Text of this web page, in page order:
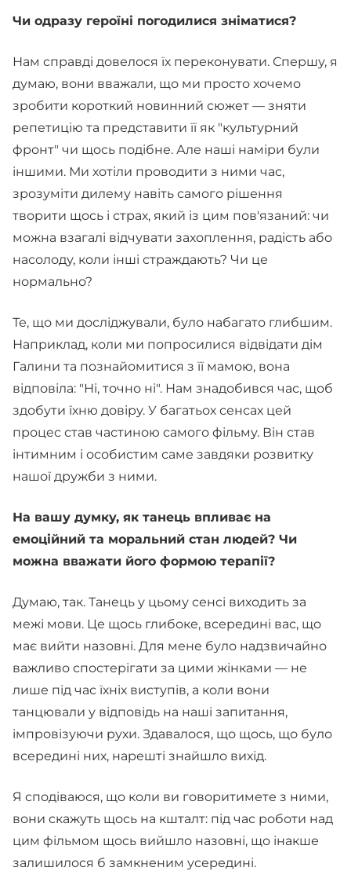
Чи одразу героїні погодилися зніматися?
Нам справді довелося їх переконувати. Спершу, я
думаю, вони вважали, що ми просто хочемо
зробити короткий новинний сюжет — зняти
репетицію та представити її як "культурний
фронт" чи щось подібне. Але наші наміри були
іншими. Ми хотіли проводити з ними час,
зрозуміти дилему навіть самого рішення
творити щось і страх, який із цим пов'язаний: чи
можна взагалі відчувати захоплення, радість або
насолоду, коли інші страждають? Чи це
нормально?
Те, що ми досліджували, було набагато глибшим.
Наприклад, коли ми попросилися відвідати дім
Галини та познайомитися з її мамою, вона
відповіла: "Ні, точно ні". Нам знадобився час, щоб
здобути їхню довіру. У багатьох сенсах цей
процес став частиною самого фільму. Він став
інтимним і особистим саме завдяки розвитку
нашої дружби з ними.
На вашу думку, як танець впливає на
емоційний та моральний стан людей? Чи
можна вважати його формою терапії?
Думаю, так. Танець у цьому сенсі виходить за
межі мови. Це щось глибоке, всередині вас, що
має вийти назовні. Для мене було надзвичайно
важливо спостерігати за цими жінками — не
лише під час їхніх виступів, а коли вони
танцювали у відповідь на наші запитання,
імпровізуючи рухи. Здавалося, що щось, що було
всередині них, нарешті знайшло вихід.
Я сподіваюся, що коли ви говоритимете з ними,
вони скажуть щось на кшталт: під час роботи над
цим фільмом щось вийшло назовні, що інакше
залишилося б замкненим усередині.